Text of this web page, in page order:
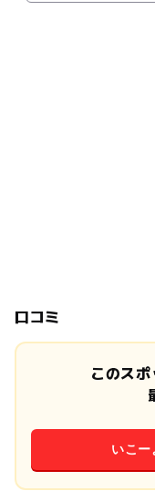
口コミ
このス
いこー